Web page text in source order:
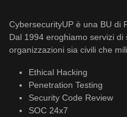
CybersecurityUP è una BU di
Dal 1994 eroghiamo servizi
organizzazioni sia civili che
Ethical Hacking
Penetration Testing
Security Code Review
SOC 24x7